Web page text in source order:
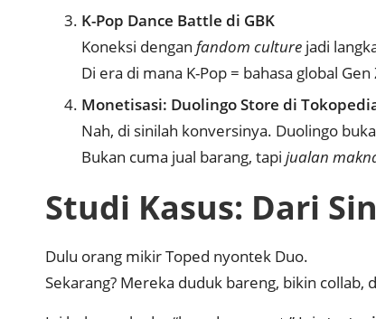
K-Pop Dance Battle di GBK
Koneksi dengan fandom culture jadi
Di era di mana K-Pop = bahasa global
Monetisasi: Duolingo Store di
Nah, di sinilah konversinya. Duolingo buka
Bukan cuma jual barang, tapi jualan
Studi Kasus: Dari
Dulu orang mikir Toped nyontek Duo.
Sekarang? Mereka duduk bareng, bikin collab,